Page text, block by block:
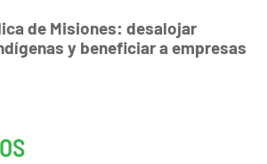
de Misiones: desalojar
y beneficiar a empresas